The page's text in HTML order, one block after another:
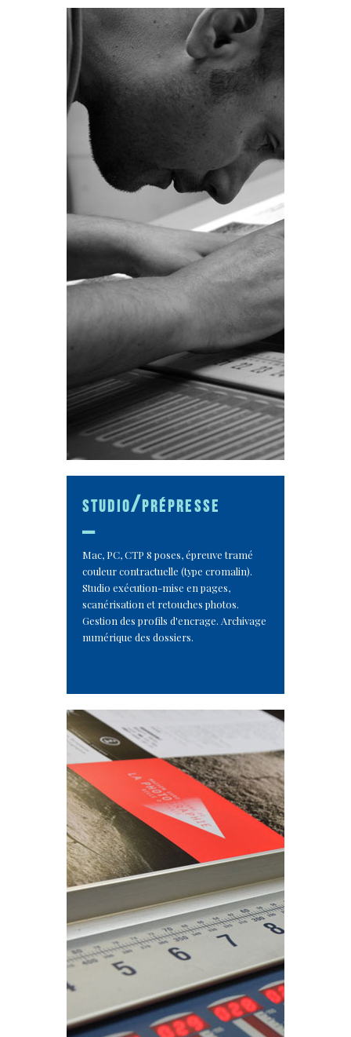
studio/prépresse
Mac, PC, CTP 8 poses, épreuve tramé
couleur contractuelle (type cromalin).
Studio exécution-mise en pages,
scanérisation et retouches photos.
Gestion des profils d'encrage. Archivage
numérique des dossiers.